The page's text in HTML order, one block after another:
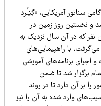
سناتور آمریکایی، «گِیْلُرد
و نخستین روز زمین در
از ۲۰ میلیون نفر که در آن سال نزدیک به
با راهپیمایی‌های
برنامه‌های آموزشی
شد تا ضمن
آن دارد تا در روند
وارد شده به آن را نیز